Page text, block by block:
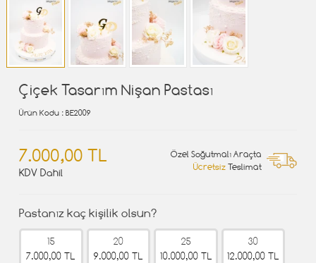
Çiçek Tasarım Nişan Pastası
Ürün Kodu : BE2009
7.000,00 TL
KDV Dahil
Özel Soğutmalı Araçta
Ücretsiz Teslimat
Pastanız kaç kişilik olsun?
15
7.000,00 TL
20
9.000,00 TL
25
10.000,00 TL
30
12.000,00 TL